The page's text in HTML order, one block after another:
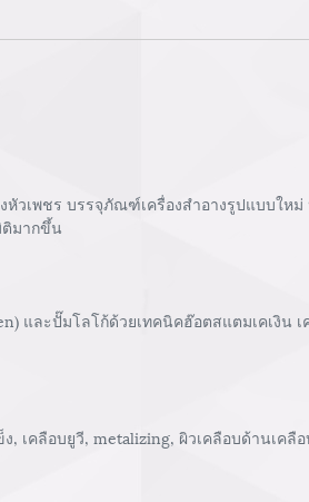
วเพชร บรรจุภัณฑ์เครื่องสำอางรูปแบบใ
ติมากขึ้น
และปั๊มโลโก้ด้วยเทคนิคฮ๊อตสแตมเคเงิน
เคลือบยูวี, metalizing, ผิวเคลือบด้านเคลื